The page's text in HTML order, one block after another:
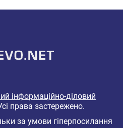
інформаційно-діловий
права застережено.
за умови гіперпосилання